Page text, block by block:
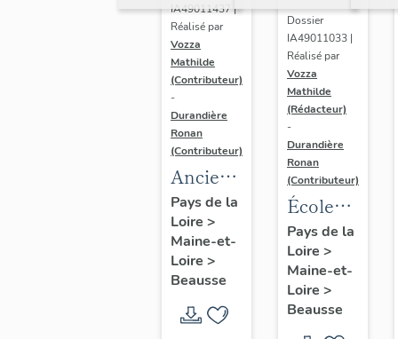
IA49011437 |
Réalisé par
Vozza
Mathilde
(Contributeur)
-
Durandière
Ronan
(Contributeur)
Ancien
logement
de
contremaître
de
l'usine
de
Pays de la
Loire >
Maine-et-
Loire >
Beausse
Dossier
IA49011033 |
Réalisé par
Vozza
Mathilde
(Rédacteur)
-
Durandière
Ronan
(Contributeur)
École
publique
de filles
Pays de la
Loire >
Maine-et-
Loire >
Beausse